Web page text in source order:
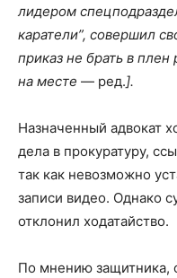
лидером
каратели”, совершил
приказ не брать в плен
на месте — ред.].
Назначенный адвокат
дела в прокуратуру,
так как невозможно
записи видео. Однако
отклонил ходатайство.
По мнению защитника,